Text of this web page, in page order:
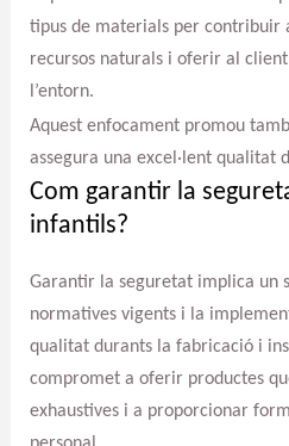
tipus de materials per contribuir
recursos naturals i oferir al
l’entorn.
Aquest enfocament promou
assegura una excel·lent qualitat
Com garantir la
infantils?
Garantir la seguretat implica un
normatives vigents i la
qualitat durants la fabricació i
compromet a oferir productes
exhaustives i a proporcionar